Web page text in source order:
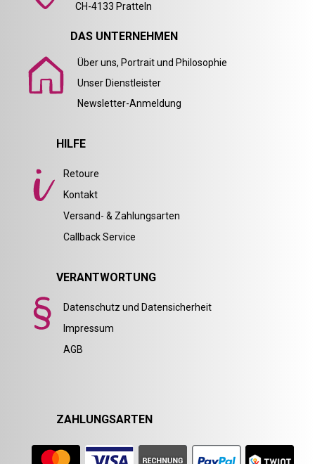
CH-4133 Pratteln
DAS UNTERNEHMEN
Über uns, Portrait und Philosophie
Unser Dienstleister
Newsletter-Anmeldung
HILFE
Retoure
Kontakt
Versand- & Zahlungsarten
Callback Service
VERANTWORTUNG
Datenschutz und Datensicherheit
Impressum
AGB
ZAHLUNGSARTEN